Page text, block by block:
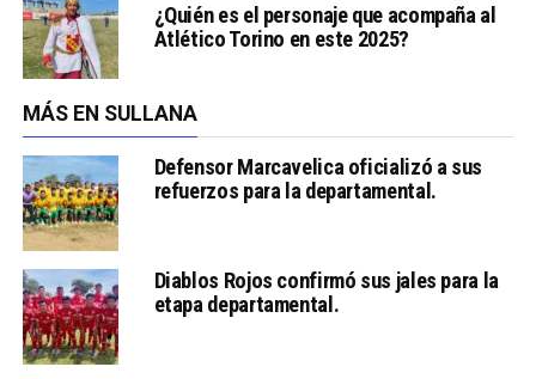
¿Quién es el personaje que acompaña al
Atlético Torino en este 2025?
MÁS EN SULLANA
Defensor Marcavelica oficializó a sus
refuerzos para la departamental.
Diablos Rojos confirmó sus jales para la
etapa departamental.